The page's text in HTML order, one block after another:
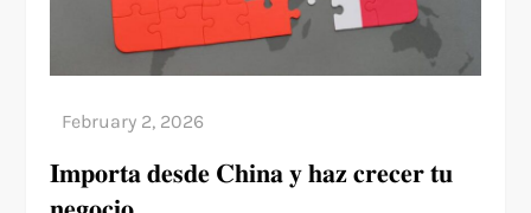
𝐈𝐦𝐩𝐨𝐫𝐭𝐚 𝐝𝐞𝐬𝐝𝐞 𝐂𝐡𝐢𝐧𝐚 𝐲 𝐡𝐚𝐳 𝐜𝐫𝐞𝐜𝐞𝐫 𝐭𝐮